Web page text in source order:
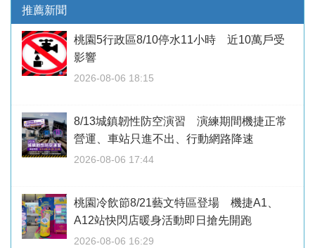
推薦新聞
桃園5行政區8/10停水11小時 近10萬戶受
影響
2026-08-06 18:15
8/13城鎮韌性防空演習 演練期間機捷正常
營運、車站只進不出、行動網路降速
2026-08-06 17:44
桃園冷飲節8/21藝文特區登場 機捷A1、
A12站快閃店暖身活動即日搶先開跑
2026-08-06 16:29